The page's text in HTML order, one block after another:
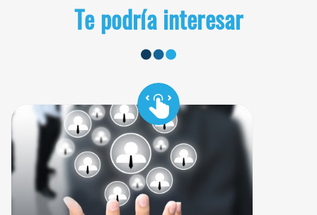
Te podría interesar